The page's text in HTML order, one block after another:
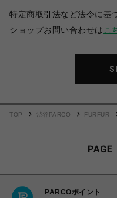
特定商取引法など法令に基
ショップお問い合わせは こ
TOP 渋谷PARCO FURFUR
PARCOポイント